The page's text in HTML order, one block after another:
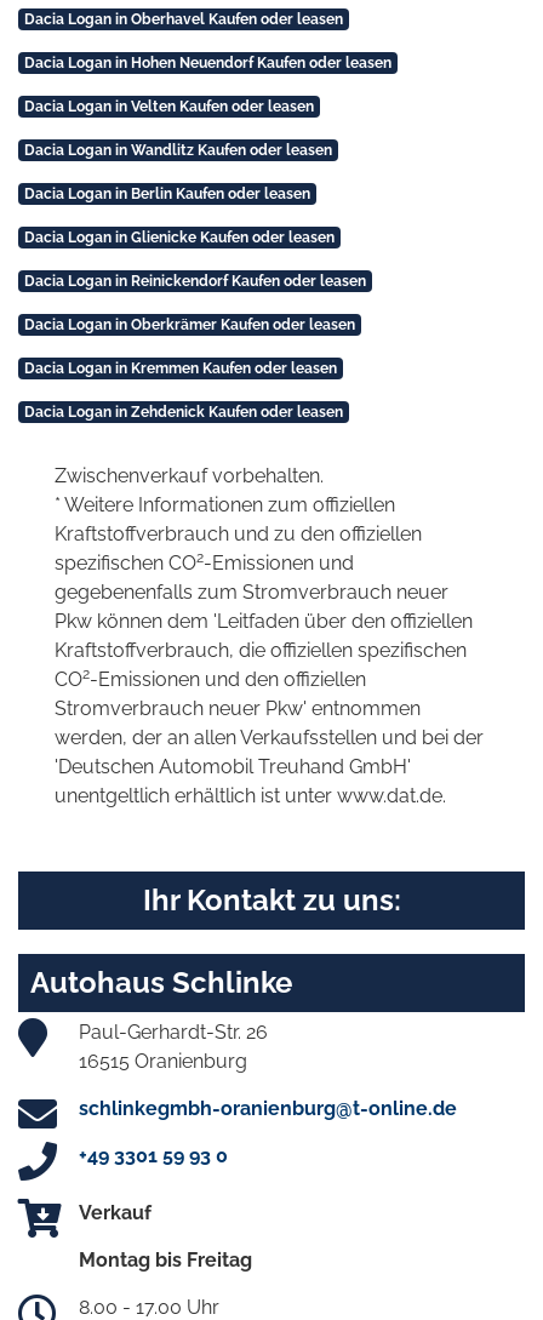
Dacia Logan in Oberhavel Kaufen oder leasen
Dacia Logan in Hohen Neuendorf Kaufen oder leasen
Dacia Logan in Velten Kaufen oder leasen
Dacia Logan in Wandlitz Kaufen oder leasen
Dacia Logan in Berlin Kaufen oder leasen
Dacia Logan in Glienicke Kaufen oder leasen
Dacia Logan in Reinickendorf Kaufen oder leasen
Dacia Logan in Oberkrämer Kaufen oder leasen
Dacia Logan in Kremmen Kaufen oder leasen
Dacia Logan in Zehdenick Kaufen oder leasen
Zwischenverkauf vorbehalten.
* Weitere Informationen zum offiziellen
Kraftstoffverbrauch und zu den offiziellen
spezifischen CO2-Emissionen und
gegebenenfalls zum Stromverbrauch neuer
Pkw können dem 'Leitfaden über den offiziellen
Kraftstoffverbrauch, die offiziellen spezifischen
CO2-Emissionen und den offiziellen
Stromverbrauch neuer Pkw' entnommen
werden, der an allen Verkaufsstellen und bei der
'Deutschen Automobil Treuhand GmbH'
unentgeltlich erhältlich ist unter www.dat.de.
Ihr Kontakt zu uns:
Autohaus Schlinke
Paul-Gerhardt-Str. 26
16515 Oranienburg
schlinkegmbh-oranienburg@t-online.de
+49 3301 59 93 0
Verkauf
Montag bis Freitag
8.00 - 17.00 Uhr